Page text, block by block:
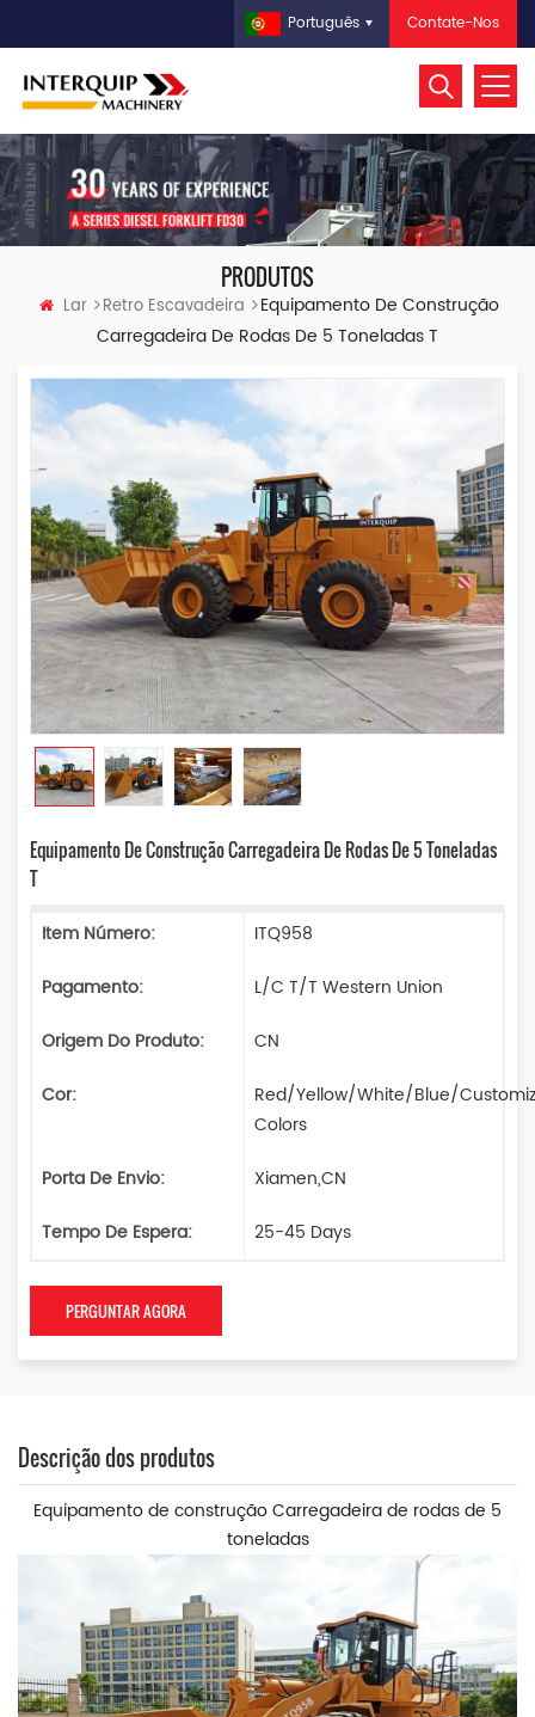
Contate-Nos
Português
PRODUTOS
Lar Retro Escavadeira
Equipamento De Construção
Carregadeira De Rodas De 5 Toneladas T
Equipamento De Construção Carregadeira De Rodas De 5 Toneladas
T
Item Número:
ITQ958
Pagamento:
L/C T/T Western Union
Origem Do Produto:
CN
Cor:
Red/Yellow/White/Blue/
Colors
Porta De Envio:
Xiamen,CN
Tempo De Espera:
25-45 Days
PERGUNTAR AGORA
Descrição dos produtos
Equipamento de construção Carregadeira de rodas de 5
toneladas